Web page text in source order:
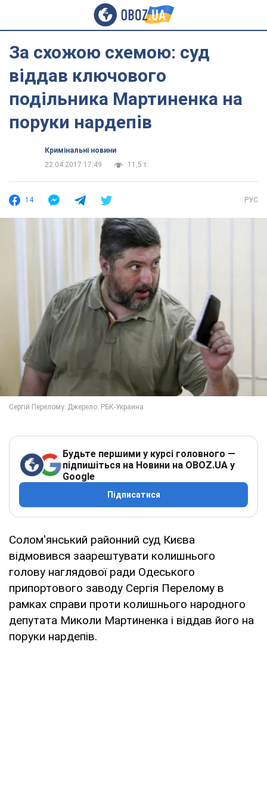
За схожою схемою: суд
віддав ключового
подільника Мартиненка на
поруки нардепів
Кримінальні новини
22.04.2017 17:49
11,5 т.
14 РУС
Будьте першими у курсі головного —
підпишіться на Новини на OBOZ.UA у
Google
Підписатися
Солом'янський районний суд Києва
відмовився заарештувати колишнього
голову наглядової ради Одеського
припортового заводу Сергія Перелому в
рамках справи проти колишнього народного
депутата Миколи Мартиненка і віддав його на
поруки нардепів.